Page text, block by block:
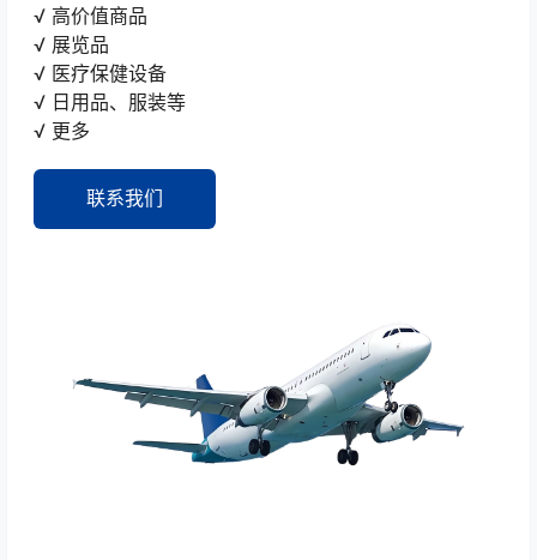
√ 高价值商品
√ 展览品
√ 医疗保健设备
√ 日用品、服装等
√ 更多
联系我们